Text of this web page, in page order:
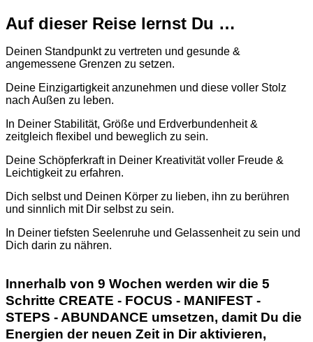
Auf dieser Reise lernst Du …
Deinen Standpunkt zu vertreten und gesunde &
angemessene Grenzen zu setzen.
Deine Einzigartigkeit anzunehmen und diese voller Stolz
nach Außen zu leben.
In Deiner Stabilität, Größe und Erdverbundenheit &
zeitgleich flexibel und beweglich zu sein.
Deine Schöpferkraft in Deiner Kreativität voller Freude &
Leichtigkeit zu erfahren.
Dich selbst und Deinen Körper zu lieben, ihn zu berühren
und sinnlich mit Dir selbst zu sein.
In Deiner tiefsten Seelenruhe und Gelassenheit zu sein und
Dich darin zu nähren.
Innerhalb von 9 Wochen werden wir die 5
Schritte CREATE - FOCUS - MANIFEST -
STEPS - ABUNDANCE umsetzen, damit Du die
Energien der neuen Zeit in Dir aktivieren,